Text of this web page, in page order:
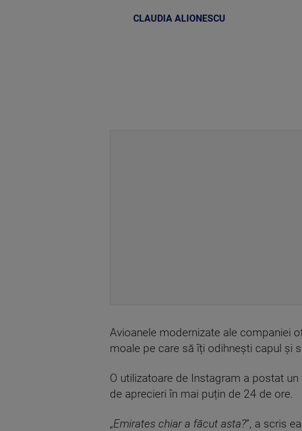
CLAUDIA ALIONESCU
Avioanele modernizate ale companiei
moale pe care să îți odihnești capul și
O utilizatoare de Instagram a postat
de aprecieri în mai puțin de 24 de ore.
„Emirates chiar a făcut asta?”, a scris